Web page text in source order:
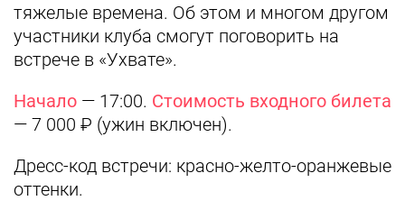
тяжелые времена. Об этом и многом другом
участники клуба смогут поговорить на
встрече в «Ухвате».
Начало — 17:00. Стоимость входного билета
— 7 000 ₽ (ужин включен).
Дресс-код встречи: красно-желто-оранжевые
оттенки.